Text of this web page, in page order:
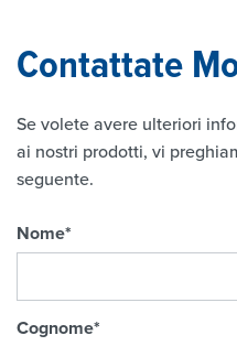
Contattate
Se volete avere ulteriori
ai nostri prodotti, vi
seguente.
Nome*
Cognome*